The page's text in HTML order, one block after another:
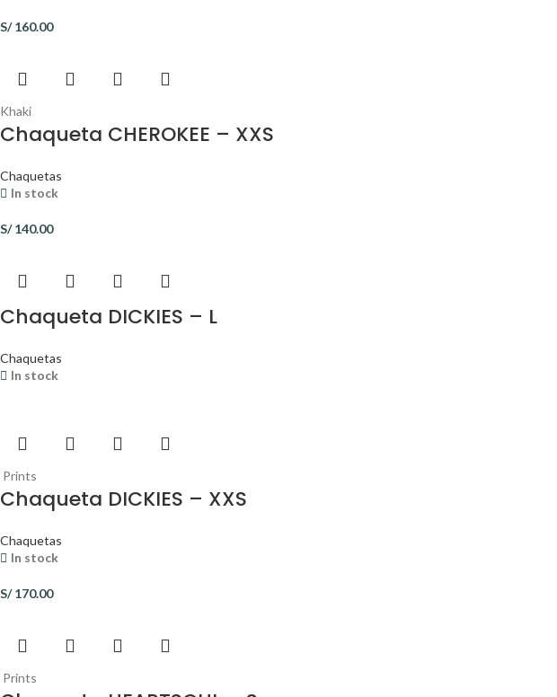
S/160.00
Khaki
Chaqueta CHEROKEE – XXS
Chaquetas
In stock
S/140.00
Chaqueta DICKIES – L
Chaquetas
In stock
Prints
Chaqueta DICKIES – XXS
Chaquetas
In stock
S/170.00
Prints